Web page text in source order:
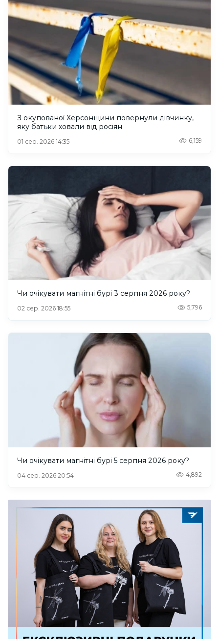
З окупованої Херсонщини повернули дівчинку,
яку батьки ховали від росіян
01 сер. 2026 14:35 6,159
Чи очікувати магнітні бурі 3 серпня 2026 року?
02 сер. 2026 18:55 5,796
Чи очікувати магнітні бурі 5 серпня 2026 року?
04 сер. 2026 20:54 4,892